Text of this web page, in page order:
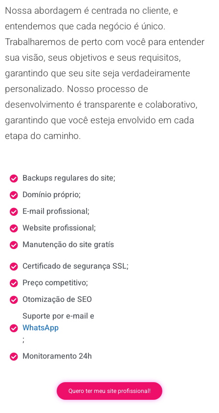
Nossa abordagem é centrada no cliente, e
entendemos que cada negócio é único.
Trabalharemos de perto com você para entender
sua visão, seus objetivos e seus requisitos,
garantindo que seu site seja verdadeiramente
personalizado. Nosso processo de
desenvolvimento é transparente e colaborativo,
garantindo que você esteja envolvido em cada
etapa do caminho.
Backups regulares do site;
Domínio próprio;
E-mail profissional;
Website profissional;
Manutenção do site gratís
Certificado de segurança SSL;
Preço competitivo;
Otomização de SEO
Suporte por e-mail e
WhatsApp
;
Monitoramento 24h
Quero ter meu site profissional!